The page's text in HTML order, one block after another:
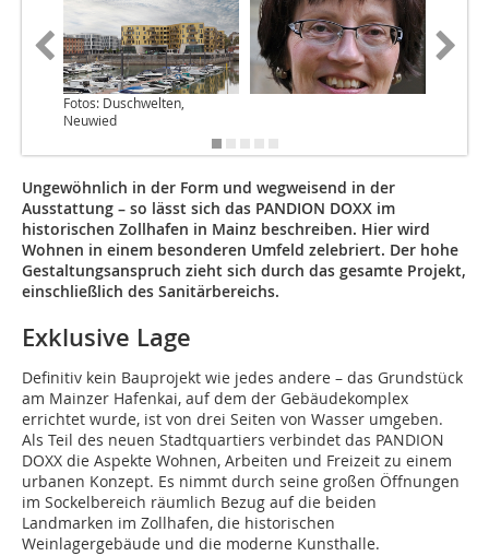
Fotos: Duschwelten,
Neuwied
Ungewöhnlich in der Form und wegweisend in der
Ausstattung – so lässt sich das PANDION DOXX im
historischen Zollhafen in Mainz beschreiben. Hier wird
Wohnen in einem besonderen Umfeld zelebriert. Der hohe
Gestaltungsanspruch zieht sich durch das gesamte Projekt,
einschließlich des Sanitärbereichs.
Exklusive Lage
Definitiv kein Bauprojekt wie jedes andere – das Grundstück
am Mainzer Hafenkai, auf dem der Gebäudekomplex
errichtet wurde, ist von drei Seiten von Wasser umgeben.
Als Teil des neuen Stadtquartiers verbindet das PANDION
DOXX die Aspekte Wohnen, Arbeiten und Freizeit zu einem
urbanen Konzept. Es nimmt durch seine großen Öffnungen
im Sockelbereich räumlich Bezug auf die beiden
Landmarken im Zollhafen, die historischen
Weinlagergebäude und die moderne Kunsthalle.